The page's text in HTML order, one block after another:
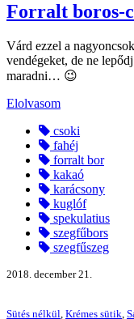
Forralt boros-
Várd ezzel a
vendégeket, de ne
maradni… 😉
Elolvasom
csoki
fahéj
forralt bor
kakaó
karácsony
kuglóf
spekulatius
szegfűbors
szegfűszeg
2018. december 21.
Sütés nélkül, Krémes sütik,